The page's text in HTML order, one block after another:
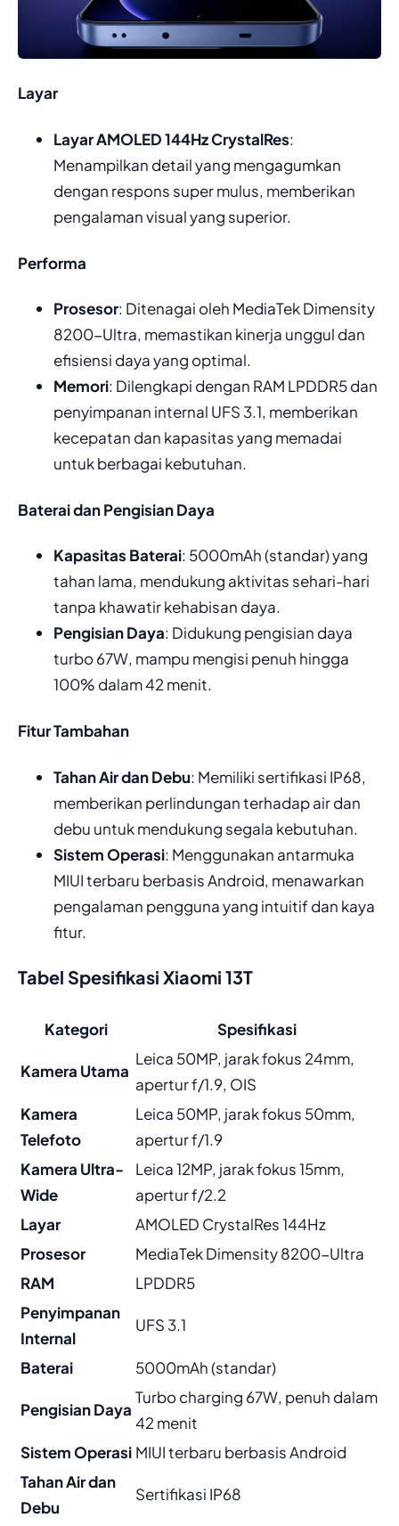
Layar
Layar AMOLED 144Hz CrystalRes:
Menampilkan detail yang mengagumkan
dengan respons super mulus, memberikan
pengalaman visual yang superior.
Performa
Prosesor: Ditenagai oleh MediaTek Dimensity
8200-Ultra, memastikan kinerja unggul dan
efisiensi daya yang optimal.
Memori: Dilengkapi dengan RAM LPDDR5 dan
penyimpanan internal UFS 3.1, memberikan
kecepatan dan kapasitas yang memadai
untuk berbagai kebutuhan.
Baterai dan Pengisian Daya
Kapasitas Baterai: 5000mAh (standar) yang
tahan lama, mendukung aktivitas sehari-hari
tanpa khawatir kehabisan daya.
Pengisian Daya: Didukung pengisian daya
turbo 67W, mampu mengisi penuh hingga
100% dalam 42 menit.
Fitur Tambahan
Tahan Air dan Debu: Memiliki sertifikasi IP68,
memberikan perlindungan terhadap air dan
debu untuk mendukung segala kebutuhan.
Sistem Operasi: Menggunakan antarmuka
MIUI terbaru berbasis Android, menawarkan
pengalaman pengguna yang intuitif dan kaya
fitur.
Tabel Spesifikasi Xiaomi 13T
Kategori Spesifikasi
Kamera Utama
Leica 50MP, jarak fokus 24mm,
apertur f/1.9, OIS
Kamera
Telefoto
Leica 50MP, jarak fokus 50mm,
apertur f/1.9
Kamera Ultra-
Wide
Leica 12MP, jarak fokus 15mm,
apertur f/2.2
Layar
AMOLED CrystalRes 144Hz
Prosesor
MediaTek Dimensity 8200-Ultra
RAM
LPDDR5
Penyimpanan
Internal
UFS 3.1
Baterai 5000mAh (standar)
Pengisian Daya
Turbo charging 67W, penuh dalam
42 menit
Sistem Operasi MIUI terbaru berbasis Android
Tahan Air dan
Debu
Sertifikasi IP68